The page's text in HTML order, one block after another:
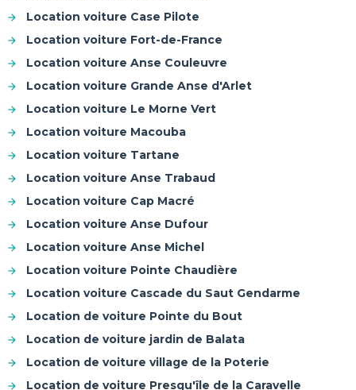
Location voiture Case Pilote
Location voiture Fort-de-France
Location voiture Anse Couleuvre
Location voiture Grande Anse d'Arlet
Location voiture Le Morne Vert
Location voiture Macouba
Location voiture Tartane
Location voiture Anse Trabaud
Location voiture Cap Macré
Location voiture Anse Dufour
Location voiture Anse Michel
Location voiture Pointe Chaudière
Location voiture Cascade du Saut Gendarme
Location de voiture Pointe du Bout
Location de voiture jardin de Balata
Location de voiture village de la Poterie
Location de voiture Presqu'île de la Caravelle